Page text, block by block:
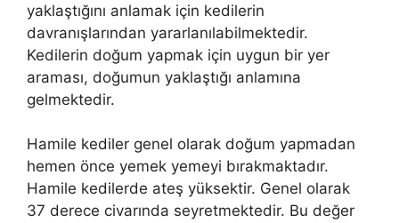
yaklaştığını anlamak için kedilerin
davranışlarından yararlanılabilmektedir.
Kedilerin doğum yapmak için uygun bir yer
araması, doğumun yaklaştığı anlamına
gelmektedir.
Hamile kediler genel olarak doğum yapmadan
hemen önce yemek yemeyi bırakmaktadır.
Hamile kedilerde ateş yüksektir. Genel olarak
37 derece civarında seyretmektedir. Bu değer